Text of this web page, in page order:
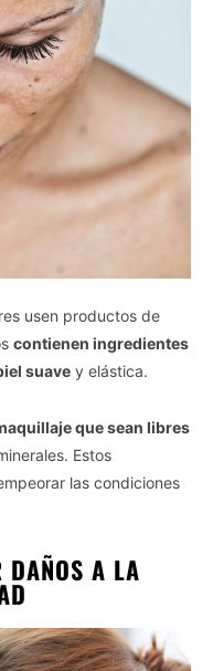
usen productos de
contienen ingredientes
suave y elástica.
que sean libres
Estos
las condiciones
DAÑOS A LA